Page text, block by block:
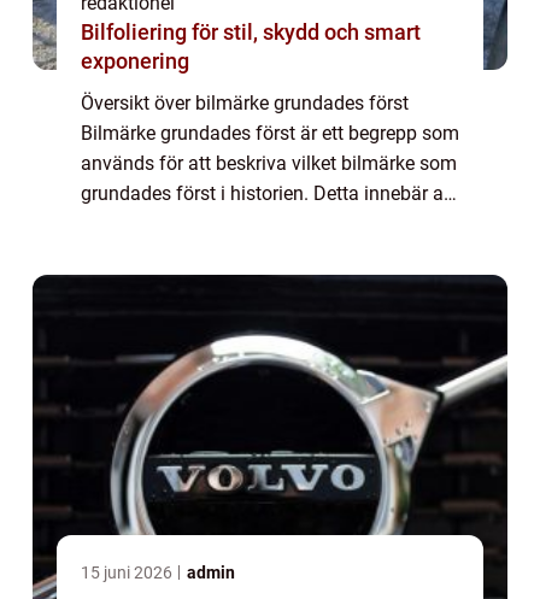
Bilfoliering för stil, skydd och smart
exponering
Översikt över bilmärke grundades först
Bilmärke grundades först är ett begrepp som
används för att beskriva vilket bilmärke som
grundades först i historien. Detta innebär att
15 juni 2026 admin